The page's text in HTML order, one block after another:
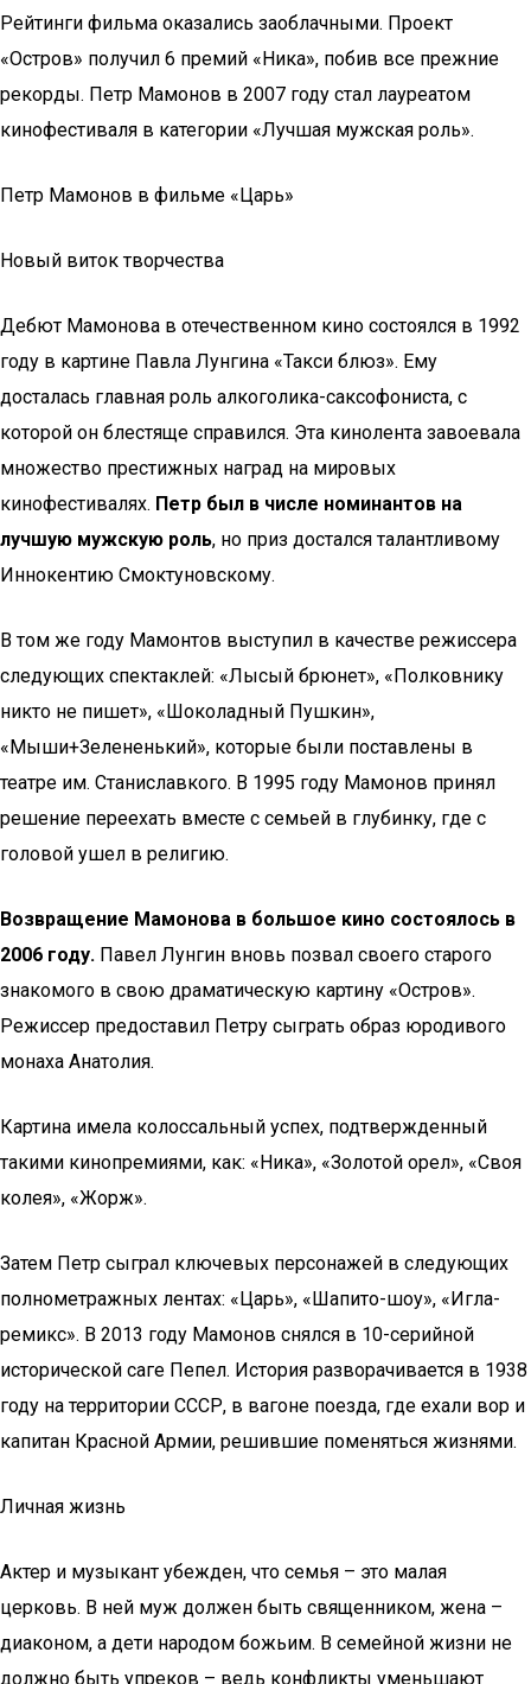
Рейтинги фильма оказались заоблачными. Проект
«Остров» получил 6 премий «Ника», побив все прежние
рекорды. Петр Мамонов в 2007 году стал лауреатом
кинофестиваля в категории «Лучшая мужская роль».
Петр Мамонов в фильме «Царь»
Новый виток творчества
Дебют Мамонова в отечественном кино состоялся в 1992
году в картине Павла Лунгина «Такси блюз». Ему
досталась главная роль алкоголика-саксофониста, с
которой он блестяще справился. Эта кинолента завоевала
множество престижных наград на мировых
кинофестивалях. Петр был в числе номинантов на
лучшую мужскую роль, но приз достался талантливому
Иннокентию Смоктуновскому.
В том же году Мамонтов выступил в качестве режиссера
следующих спектаклей: «Лысый брюнет», «Полковнику
никто не пишет», «Шоколадный Пушкин»,
«Мыши+Зелененький», которые были поставлены в
театре им. Станиславкого. В 1995 году Мамонов принял
решение переехать вместе с семьей в глубинку, где с
головой ушел в религию.
Возвращение Мамонова в большое кино состоялось в
2006 году. Павел Лунгин вновь позвал своего старого
знакомого в свою драматическую картину «Остров».
Режиссер предоставил Петру сыграть образ юродивого
монаха Анатолия.
Картина имела колоссальный успех, подтвержденный
такими кинопремиями, как: «Ника», «Золотой орел», «Своя
колея», «Жорж».
Затем Петр сыграл ключевых персонажей в следующих
полнометражных лентах: «Царь», «Шапито-шоу», «Игла-
ремикс». В 2013 году Мамонов снялся в 10-серийной
исторической саге Пепел. История разворачивается в 1938
году на территории СССР, в вагоне поезда, где ехали вор и
капитан Красной Армии, решившие поменяться жизнями.
Личная жизнь
Актер и музыкант убежден, что семья – это малая
церковь. В ней муж должен быть священником, жена –
диаконом, а дети народом божьим. В семейной жизни не
должно быть упреков – ведь конфликты уменьшают